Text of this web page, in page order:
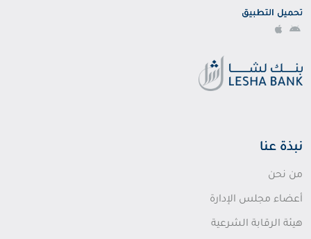
تحميل التطبيق
نبذة عنا
من نحن
أعضاء مجلس الإدارة
هيئة الرقابة الشرعية